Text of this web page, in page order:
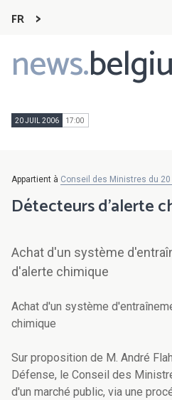
FR
news.
Main
navigation
20 JUIL 2006 17:00
Appartient à Conseil des Ministres du
Détecteurs d'alerte
Achat d'un système
d'alerte chimique
Achat d'un système
chimique
Sur proposition de M. André
Défense, le Conseil des
d'un marché public, via une